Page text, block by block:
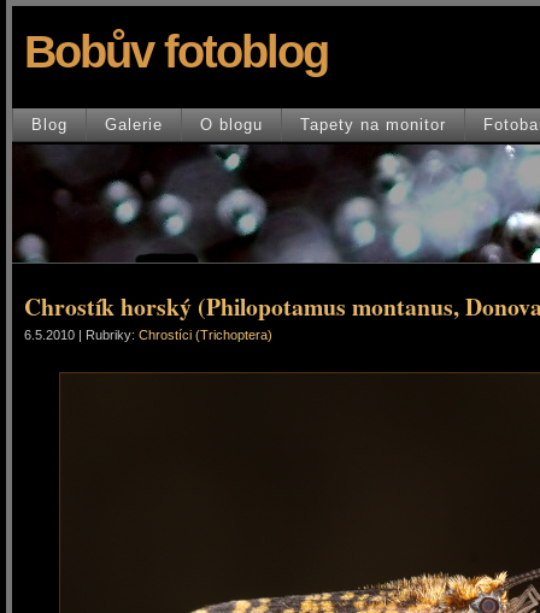
Bobův fotoblog
Blog Galerie O blogu Tapety na monitor
Chrostík horský (Philopotamus montanus,
6.5.2010 | Rubriky: Chrostíci (Trichoptera)